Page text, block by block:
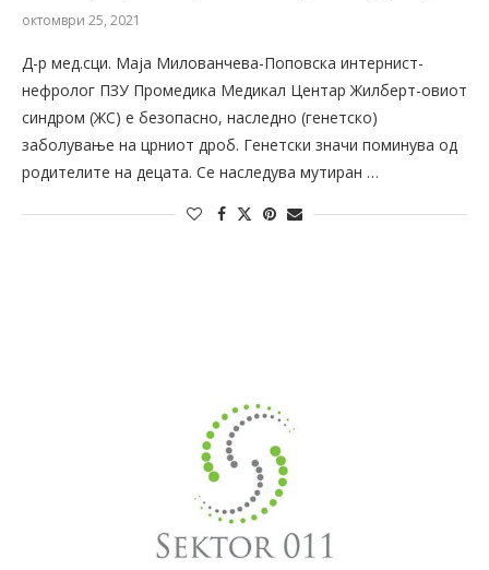
октомври 25, 2021
Д-р мед.сци. Маја Милованчева-Поповска интернист-
нефролог ПЗУ Промедика Медикал Центар Жилберт-овиот
синдром (ЖС) е безопасно, наследно (генетско)
заболување на црниот дроб. Генетски значи поминува од
родителите на децата. Се наследува мутиран …